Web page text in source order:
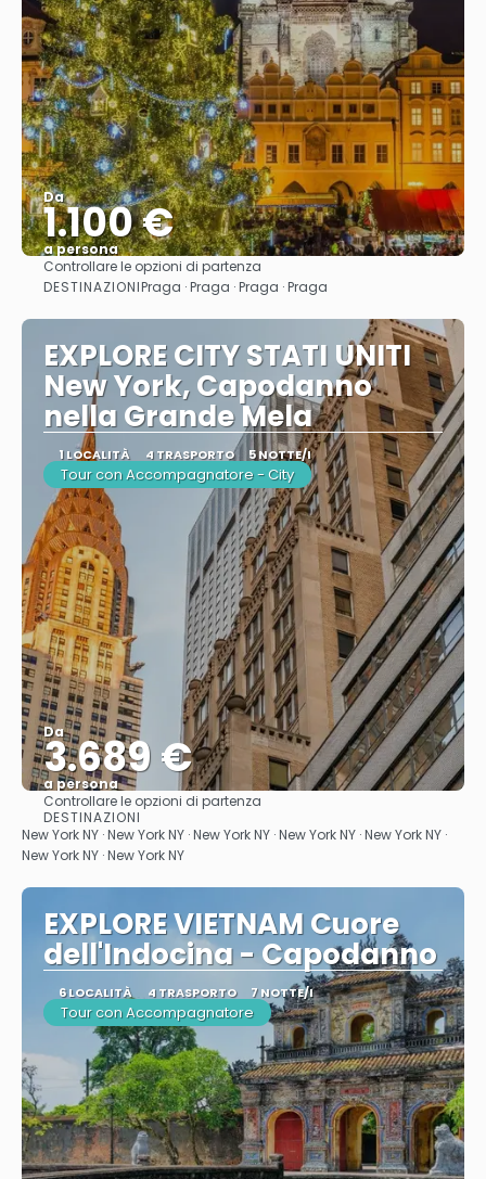
Da
1.100 €
a persona
Vedere
Controllare le opzioni di partenza
DESTINAZIONIPraga · Praga · Praga · Praga
EXPLORE CITY STATI UNITI
New York, Capodanno
nella Grande Mela
1 LOCALITÀ 4 TRASPORTO 5 NOTTE/I
Tour con Accompagnatore - City
Da
3.689 €
a persona
Vedere
Controllare le opzioni di partenza
DESTINAZIONI
New York NY · New York NY · New York NY · New York NY · New York NY ·
New York NY · New York NY
EXPLORE VIETNAM Cuore
dell'Indocina - Capodanno
6 LOCALITÀ 4 TRASPORTO 7 NOTTE/I
Tour con Accompagnatore